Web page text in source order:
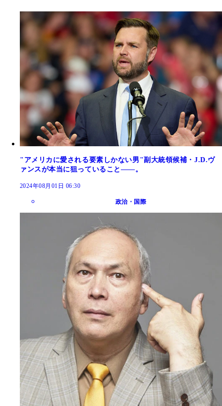
"アメリカに愛される要素しかない男"副大統領候補・J.D.ヴ
ァンスが本当に狙っていること――。
2024年08月01日 06:30
政治・国際